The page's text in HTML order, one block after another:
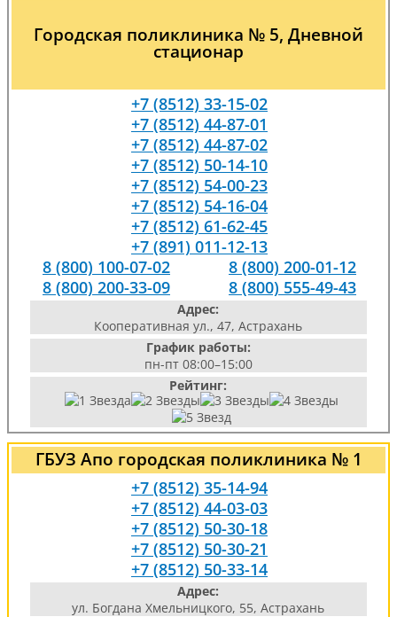
Городская поликлиника № 5, Дневной
стационар
+7 (8512) 33-15-02
+7 (8512) 44-87-01
+7 (8512) 44-87-02
+7 (8512) 50-14-10
+7 (8512) 54-00-23
+7 (8512) 54-16-04
+7 (8512) 61-62-45
+7 (891) 011-12-13
8 (800) 100-07-02
8 (800) 200-01-12
8 (800) 200-33-09
8 (800) 555-49-43
Адрес:
Кооперативная ул., 47, Астрахань
График работы:
пн-пт 08:00–15:00
Рейтинг:
ГБУЗ Апо городская поликлиника № 1
+7 (8512) 35-14-94
+7 (8512) 44-03-03
+7 (8512) 50-30-18
+7 (8512) 50-30-21
+7 (8512) 50-33-14
Адрес:
ул. Богдана Хмельницкого, 55, Астрахань